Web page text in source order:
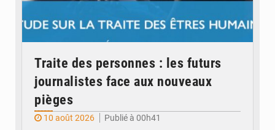
Traite des personnes : les futurs
journalistes face aux nouveaux
pièges
10 août 2026
Publié à 00h41